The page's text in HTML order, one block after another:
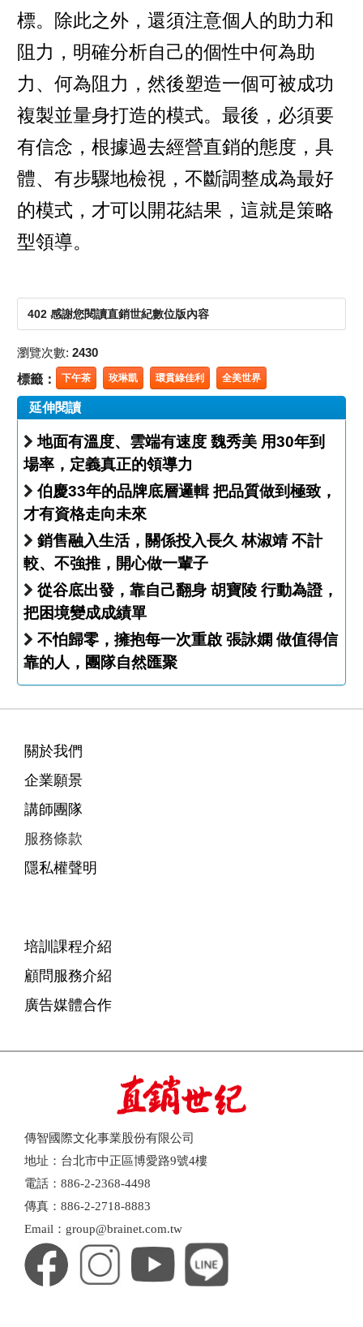
標。除此之外，還須注意個人的助力和
阻力，明確分析自己的個性中何為助
力、何為阻力，然後塑造一個可被成功
複製並量身打造的模式。最後，必須要
有信念，根據過去經營直銷的態度，具
體、有步驟地檢視，不斷調整成為最好
的模式，才可以開花結果，這就是策略
型領導。
402 感謝您閱讀直銷世紀數位版內容
瀏覽次數: 2430
標籤： 下午茶 玫琳凱 環貫綠佳利 全美世界
延伸閱讀
地面有溫度、雲端有速度 魏秀美 用30年到
場率，定義真正的領導力
伯慶33年的品牌底層邏輯 把品質做到極致，
才有資格走向未來
銷售融入生活，關係投入長久 林淑靖 不計
較、不強推，開心做一輩子
從谷底出發，靠自己翻身 胡寶陵 行動為證，
把困境變成成績單
不怕歸零，擁抱每一次重啟 張詠嫻 做值得信
靠的人，團隊自然匯聚
關於我們
企業願景
講師團隊
服務條款
隱私權聲明
培訓課程介紹
顧問服務介紹
廣告媒體合作
傳智國際文化事業股份有限公司
地址：台北市中正區博愛路9號4樓
電話：886-2-2368-4498
傳真：886-2-2718-8883
Email：group@brainet.com.tw